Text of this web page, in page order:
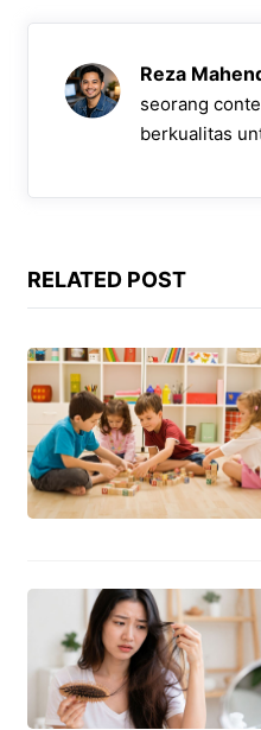
b s
A
p
g
r
a
m
e
n
g
e
L
i
n
k
Reza
seorang
berkualitas
RELATED POST